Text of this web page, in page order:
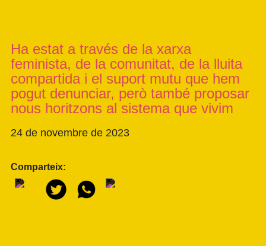
Ha estat a través de la xarxa
feminista, de la comunitat, de la lluita
compartida i el suport mutu que hem
pogut denunciar, però també proposar
nous horitzons al sistema que vivim
24 de novembre de 2023
Comparteix: